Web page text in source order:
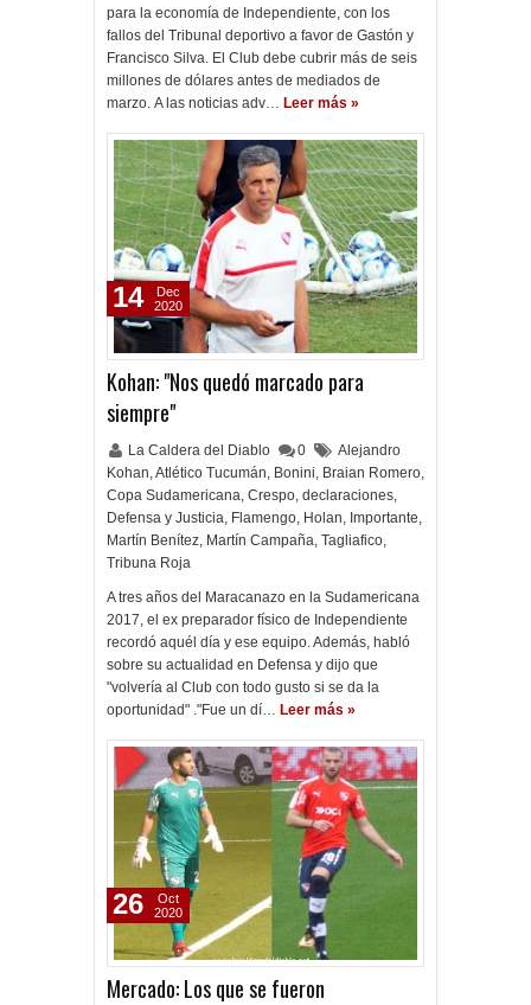
para la economía de Independiente, con los
fallos del Tribunal deportivo a favor de Gastón y
Francisco Silva. El Club debe cubrir más de seis
millones de dólares antes de mediados de
marzo. A las noticias adv… Leer más »
Kohan: "Nos quedó marcado para
siempre"
La Caldera del Diablo 0
Alejandro
Kohan,Atlético Tucumán, Bonini, Braian Romero,
Copa Sudamericana, Crespo, declaraciones,
Defensa y Justicia, Flamengo, Holan, Importante,
Martín Benítez, Martín Campaña, Tagliafico,
Tribuna Roja
A tres años del Maracanazo en la Sudamericana
2017, el ex preparador físico de Independiente
recordó aquél día y ese equipo. Además, habló
sobre su actualidad en Defensa y dijo que
"volvería al Club con todo gusto si se da la
oportunidad" ."Fue un dí… Leer más »
14
Dec
2020
Mercado: Los que se fueron
26
Oct
2020